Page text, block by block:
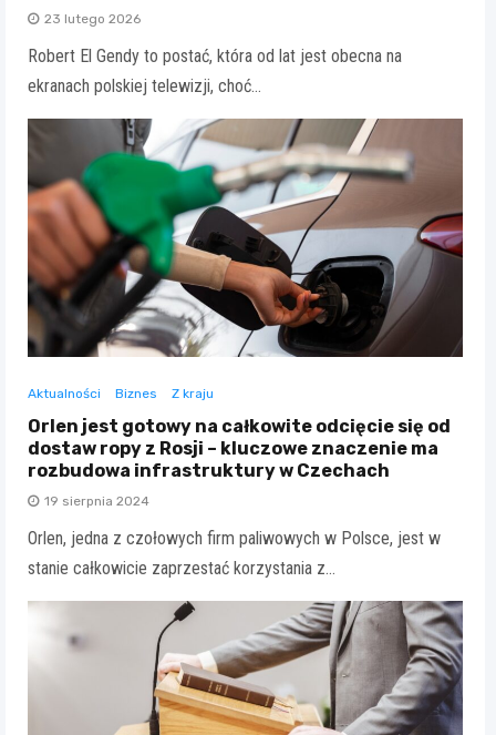
23 lutego 2026
Robert El Gendy to postać, która od lat jest obecna na
ekranach polskiej telewizji, choć…
Aktualności Biznes Z kraju
Orlen jest gotowy na całkowite odcięcie się od
dostaw ropy z Rosji – kluczowe znaczenie ma
rozbudowa infrastruktury w Czechach
19 sierpnia 2024
Orlen, jedna z czołowych firm paliwowych w Polsce, jest w
stanie całkowicie zaprzestać korzystania z…